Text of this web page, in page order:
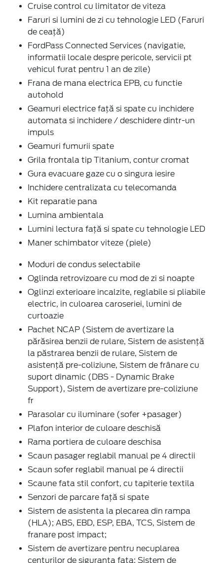
Cruise control cu limitator de viteza
Faruri si lumini de zi cu tehnologie LED (Faruri
de ceață)
FordPass Connected Services (navigatie,
informatii locale despre pericole, servicii pt
vehicul furat pentru 1 an de zile)
Frana de mana electrica EPB, cu functie
autohold
Geamuri electrice față si spate cu inchidere
automata si inchidere / deschidere dintr-un
impuls
Geamuri fumurii spate
Grila frontala tip Titanium, contur cromat
Gura evacuare gaze cu o singura iesire
Inchidere centralizata cu telecomanda
Kit reparatie pana
Lumina ambientala
Lumini lectura față si spate cu tehnologie LED
Maner schimbator viteze (piele)
Moduri de condus selectabile
Oglinda retrovizoare cu mod de zi si noapte
Oglinzi exterioare incalzite, reglabile si pliabile
electric, in culoarea caroseriei, lumini de
curtoazie
Pachet NCAP (Sistem de avertizare la
părăsirea benzii de rulare, Sistem de asistență
la păstrarea benzii de rulare, Sistem de
asistență pre-coliziune, Sistem de frânare cu
suport dinamic (DBS - Dynamic Brake
Support), Sistem de avertizare pre-coliziune
fr
Parasolar cu iluminare (sofer +pasager)
Plafon interior de culoare deschisă
Rama portiera de culoare deschisa
Scaun pasager reglabil manual pe 4 directii
Scaun sofer reglabil manual pe 4 directii
Scaune fata stil confort, cu tapiterie textila
Senzori de parcare față si spate
Sistem de asistenta la plecarea din rampa
(HLA); ABS, EBD, ESP, EBA, TCS, Sistem de
franare post impact;
Sistem de avertizare pentru necuplarea
centurilor de siguranta fata; Sistem de